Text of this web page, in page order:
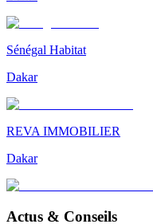
Sénégal Habitat
Dakar
REVA IMMOBILIER
Dakar
Actus & Conseils